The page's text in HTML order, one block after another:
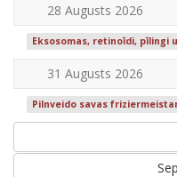
28 Augusts 2026
Eksosomas, retinoīdi, pīlingi
31 Augusts 2026
Pilnveido savas